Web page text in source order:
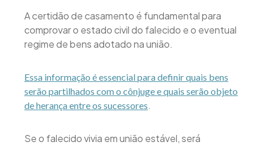
A certidão de casamento é fundamental para
comprovar o estado civil do falecido e o eventual
regime de bens adotado na união.
Essa informação é essencial para definir quais bens
serão partilhados com o cônjuge e quais serão objeto
de herança entre os sucessores.
Se o falecido vivia em união estável, será